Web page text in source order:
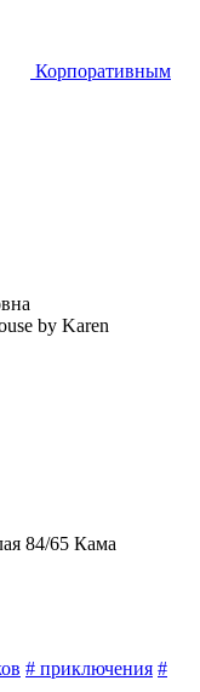
Корпоративным
by Karen
84/65 Кама
# приключения #